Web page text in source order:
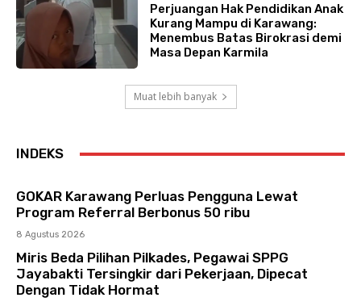
Perjuangan Hak Pendidikan Anak
Kurang Mampu di Karawang:
Menembus Batas Birokrasi demi
Masa Depan Karmila
Muat lebih banyak
INDEKS
GOKAR Karawang Perluas Pengguna Lewat
Program Referral Berbonus 50 ribu
8 Agustus 2026
Miris Beda Pilihan Pilkades, Pegawai SPPG
Jayabakti Tersingkir dari Pekerjaan, Dipecat
Dengan Tidak Hormat